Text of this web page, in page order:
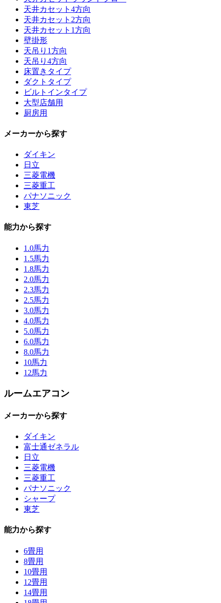
天井カセット4方向
天井カセット2方向
天井カセット1方向
壁掛形
天吊り1方向
天吊り4方向
床置きタイプ
ダクトタイプ
ビルトインタイプ
大型店舗用
厨房用
メーカーから探す
ダイキン
日立
三菱電機
三菱重工
パナソニック
東芝
能力から探す
1.0馬力
1.5馬力
1.8馬力
2.0馬力
2.3馬力
2.5馬力
3.0馬力
4.0馬力
5.0馬力
6.0馬力
8.0馬力
10馬力
12馬力
ルームエアコン
メーカーから探す
ダイキン
富士通ゼネラル
日立
三菱電機
三菱重工
パナソニック
シャープ
東芝
能力から探す
6畳用
8畳用
10畳用
12畳用
14畳用